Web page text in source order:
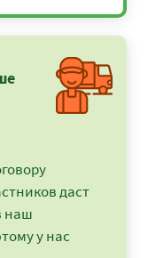
даст
наш
у нас